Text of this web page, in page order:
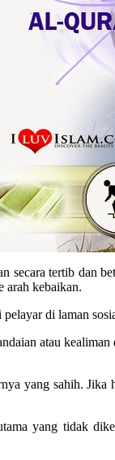
secara tertib
arah kebaikan.
di laman
atau
yang sahih.
yang tidak